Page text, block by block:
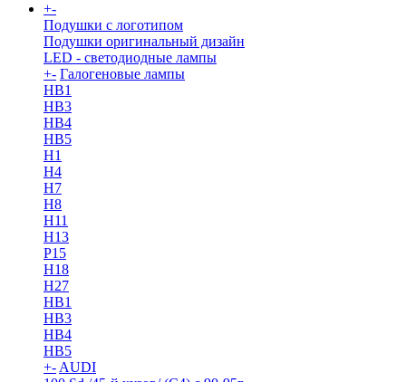
+-
Подушки с логотипом
Подушки оригинальный дизайн
LED - светодиодные лампы
+- Галогеновые лампы
HB1
HB3
HB4
HB5
H1
H4
H7
H8
H11
H13
Р15
H18
H27
HB1
HB3
HB4
HB5
+- AUDI